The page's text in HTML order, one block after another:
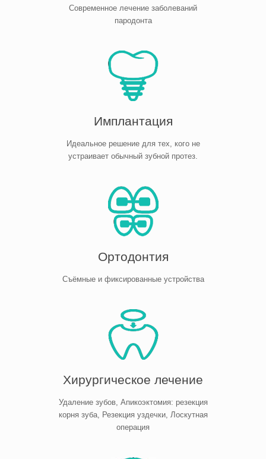
Современное лечение заболеваний
пародонта
Имплантация
Идеальное решение для тех, кого не
устраивает обычный зубной протез.
Ортодонтия
Съёмные и фиксированные устройства
Хирургическое лечение
Удаление зубов, Апикоэктомия: резекция
корня зуба, Резекция уздечки, Лоскутная
операция